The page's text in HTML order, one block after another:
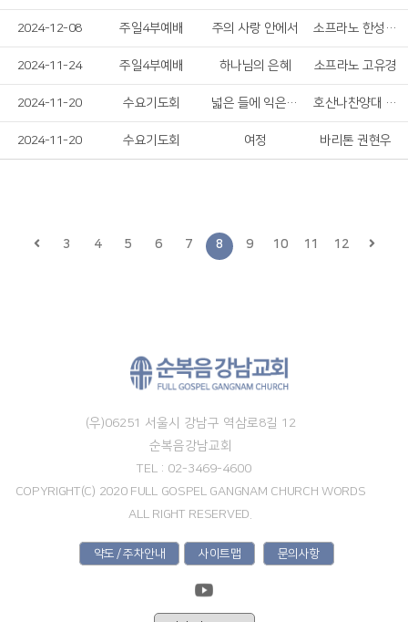
2024-12-08 주일4부예배 주의 사랑 안에서 소프라노 한성은, 베이스 김민수
2024-11-24 주일4부예배 하나님의 은혜 소프라노 고유경
2024-11-20 수요기도회 넓은 들에 익은 곡식 호산나찬양대 여성 솔리스트
2024-11-20 수요기도회 여정 바리톤 권현우
3 4 5 6 7 8 9 10 11 12
(우)06251 서울시 강남구 역삼로8길 12
순복음강남교회
TEL : 02-3469-4600
COPYRIGHT(C) 2020 FULL GOSPEL GANGNAM CHURCH WORDS
ALL RIGHT RESERVED.
약도 / 주차안내 사이트맵 문의사항